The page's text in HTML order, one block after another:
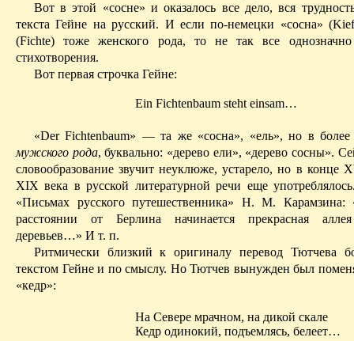
Вот в этой «сосне» и оказалось все дело, вся
текста Гейне нарусский. И если по-немецки «сосна» (
(Fichte) тоже женского рода, то не так все
стихотворения.
Вот первая строчка Гейне:
Ein Fichtenbaum steht einsam…
«Der Fichtenbaum» — та же «сосна», «ель», но в более
мужского рода, буквально: «дерево ели», «дерево сосны».
словообразование звучит неуклюже, устарело, но в конце
XIX века в русской литературной речи еще
«Письмах русского путешественника» Н. М. Карамзина:
расстоянии от Берлина начинается прекрасная
деревьев…» И т. п.
Ритмически близкий к оригиналу перевод Тютчева
текстом Гейне и по смыслу. Но Тютчев вынужден был
«кедр»:
На Севере мрачном, на дикой скале
Кедр одинокий,подъемлясь, белеет…